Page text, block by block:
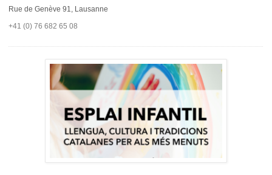
Rue de Genève 91, Lausanne
+41 (0) 76 682 65 08